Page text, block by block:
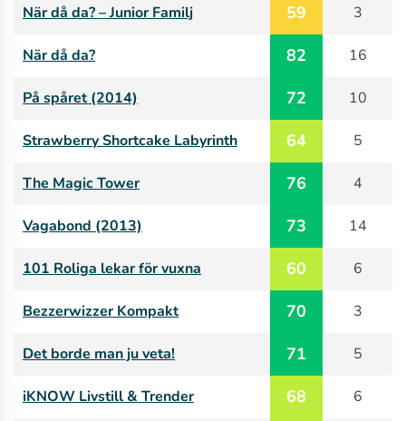
När då da? – Junior Familj 59 3
När då da? 82 16
På spåret (2014) 72 10
Strawberry Shortcake Labyrinth 64 5
The Magic Tower 76 4
Vagabond (2013) 73 14
101 Roliga lekar för vuxna 60 6
Bezzerwizzer Kompakt 70 3
Det borde man ju veta! 71 5
iKNOW Livstill & Trender 68 6